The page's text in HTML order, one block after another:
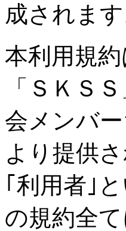
成されます
本利用規
「ＳＫＳ
会メンバ
より提供
｢利用者｣
の規約全